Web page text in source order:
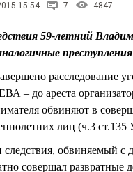
15:54 7 4847
59-летний
преступления
расследование
– до ареста
обвиняют в
лиц (ч.3
обвиняемый с
совершал развратные